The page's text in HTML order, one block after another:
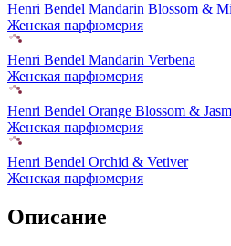
Henri Bendel Mandarin Blossom &
Женская парфюмерия
Henri Bendel Mandarin Verbena
Женская парфюмерия
Henri Bendel Orange Blossom &
Женская парфюмерия
Henri Bendel Orchid & Vetiver
Женская парфюмерия
Описание